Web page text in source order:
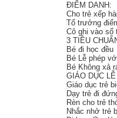
ĐIỂM DANH:
Cho trẻ xếp
Tổ trưởng
Cô ghi vào sổ
3 TIÊU
Bé đi học đều
Bé Lễ phép
Bé Không xả
GIÁO DỤC
Giáo dục trẻ
Dạy trẻ đi
Rèn cho trẻ
Nhắc nhở trẻ